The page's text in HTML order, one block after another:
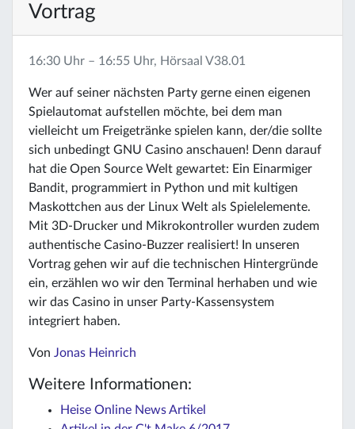
Vortrag
16:30 Uhr – 16:55 Uhr, Hörsaal V38.01
Wer auf seiner nächsten Party gerne einen eigenen
Spielautomat aufstellen möchte, bei dem man
vielleicht um Freigetränke spielen kann, der/die sollte
sich unbedingt GNU Casino anschauen! Denn darauf
hat die Open Source Welt gewartet: Ein Einarmiger
Bandit, programmiert in Python und mit kultigen
Maskottchen aus der Linux Welt als Spielelemente.
Mit 3D-Drucker und Mikrokontroller wurden zudem
authentische Casino-Buzzer realisiert! In unseren
Vortrag gehen wir auf die technischen Hintergründe
ein, erzählen wo wir den Terminal herhaben und wie
wir das Casino in unser Party-Kassensystem
integriert haben.
Von Jonas Heinrich
Weitere Informationen:
Heise Online News Artikel